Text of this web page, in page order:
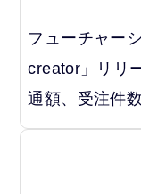
フューチャー
creator」リリ
通額、受注件